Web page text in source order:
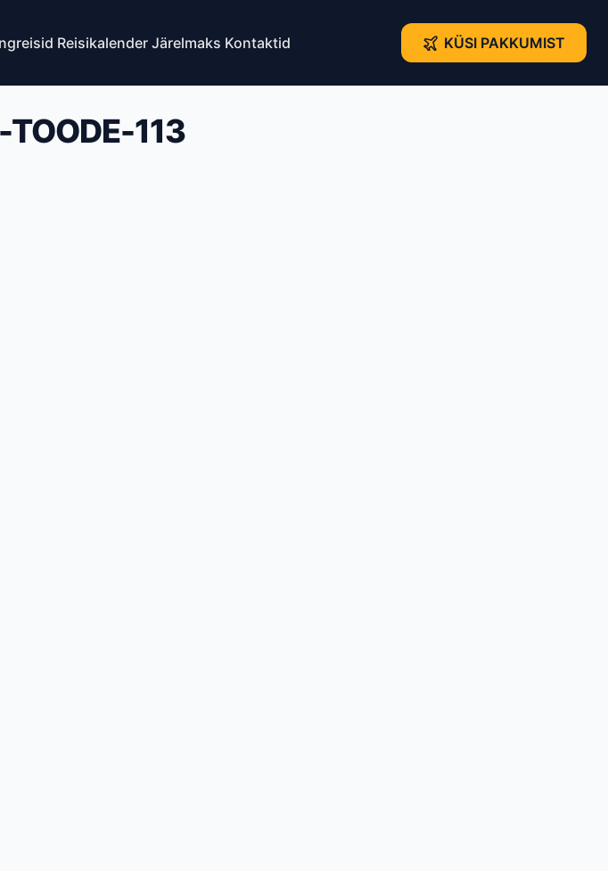
Reisikalender Järelmaks Kontaktid KÜSI PAKKUMIST
113